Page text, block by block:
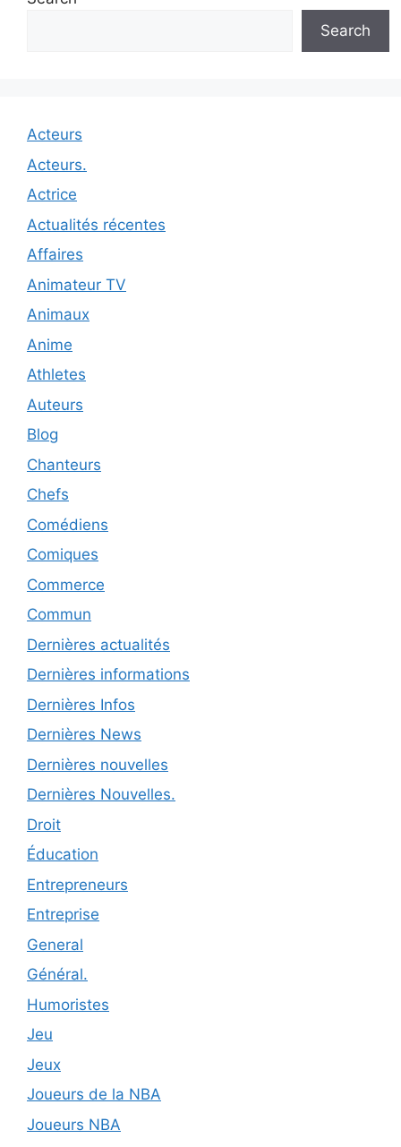
Search
Acteurs
Acteurs.
Actrice
Actualités récentes
Affaires
Animateur TV
Animaux
Anime
Athletes
Auteurs
Blog
Chanteurs
Chefs
Comédiens
Comiques
Commerce
Commun
Dernières actualités
Dernières informations
Dernières Infos
Dernières News
Dernières nouvelles
Dernières Nouvelles.
Droit
Éducation
Entrepreneurs
Entreprise
General
Général.
Humoristes
Jeu
Jeux
Joueurs de la NBA
Joueurs NBA